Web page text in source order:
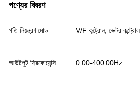
আমি ডেলিভারি তারিখ অনুযায়ী আইটেম পেয়েছি, VFDs খুব
পণ্যের বিবরণ
গতি নিয়ন্ত্রণ মোড V/F কন্ট্রোল, ভেক্টর কন্ট্রোল
আউটপুট ফ্রিকোয়েন্সি 0.00-400.00Hz